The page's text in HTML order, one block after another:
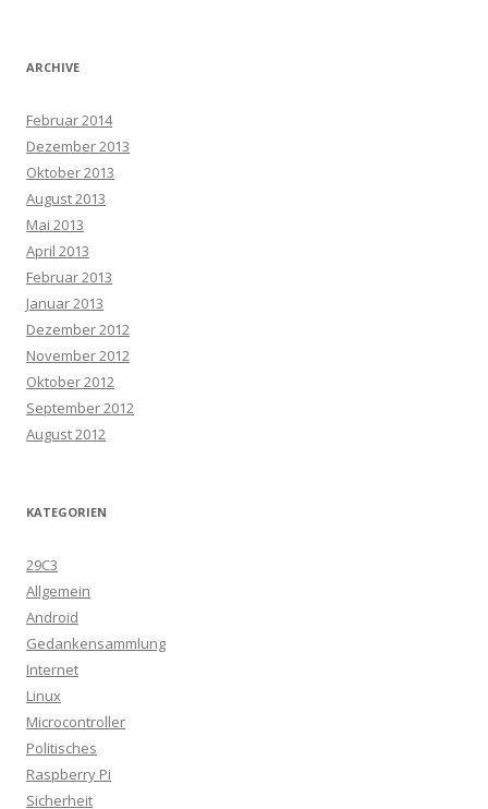
ARCHIVE
Februar 2014
Dezember 2013
Oktober 2013
August 2013
Mai 2013
April 2013
Februar 2013
Januar 2013
Dezember 2012
November 2012
Oktober 2012
September 2012
August 2012
KATEGORIEN
29C3
Allgemein
Android
Gedankensammlung
Internet
Linux
Microcontroller
Politisches
Raspberry Pi
Sicherheit